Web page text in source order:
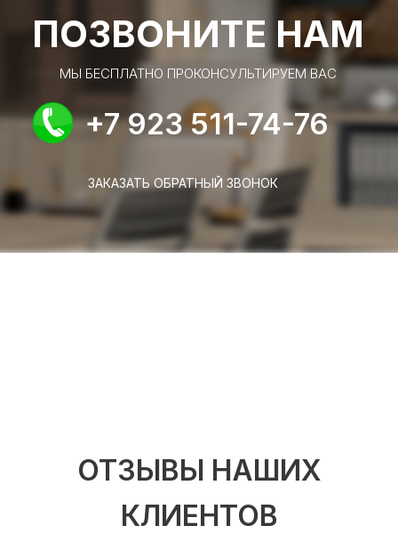
ПОЗВОНИТЕ НАМ
МЫ БЕСПЛАТНО ПРОКОНСУЛЬТИРУЕМ ВАС
+7 923 511-74-76
ЗАКАЗАТЬ ОБРАТНЫЙ ЗВОНОК
ОТЗЫВЫ НАШИХ
КЛИЕНТОВ